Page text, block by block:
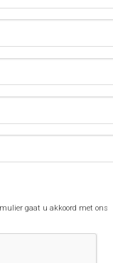
gaat u akkoord met ons